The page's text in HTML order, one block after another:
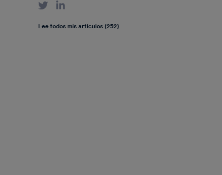
Lee todos mis artículos (252)